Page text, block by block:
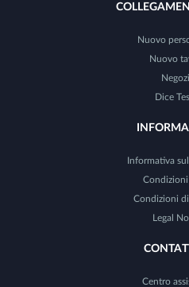
Nuovo
Nuovo
Dice
Informativa
Condizioni
Condizioni
Legal
Centro